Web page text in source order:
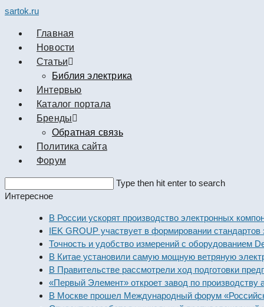
sartok.ru
Главная
Новости
Cтатьи
Библия электрика
Интервью
Каталог портала
Бренды
Обратная связь
Политика сайта
Форум
this
Type then hit enter to search
Интересное
В России ускорят производство электронных
IEK GROUP участвует в формировании стандартов
Точность и удобство измерений с оборудованием
В Китае установили самую мощную ветряную
В Правительстве рассмотрели ход подготовки
«Первый Элемент» откроет завод по производству
В Москве прошел Международный форум «Российская